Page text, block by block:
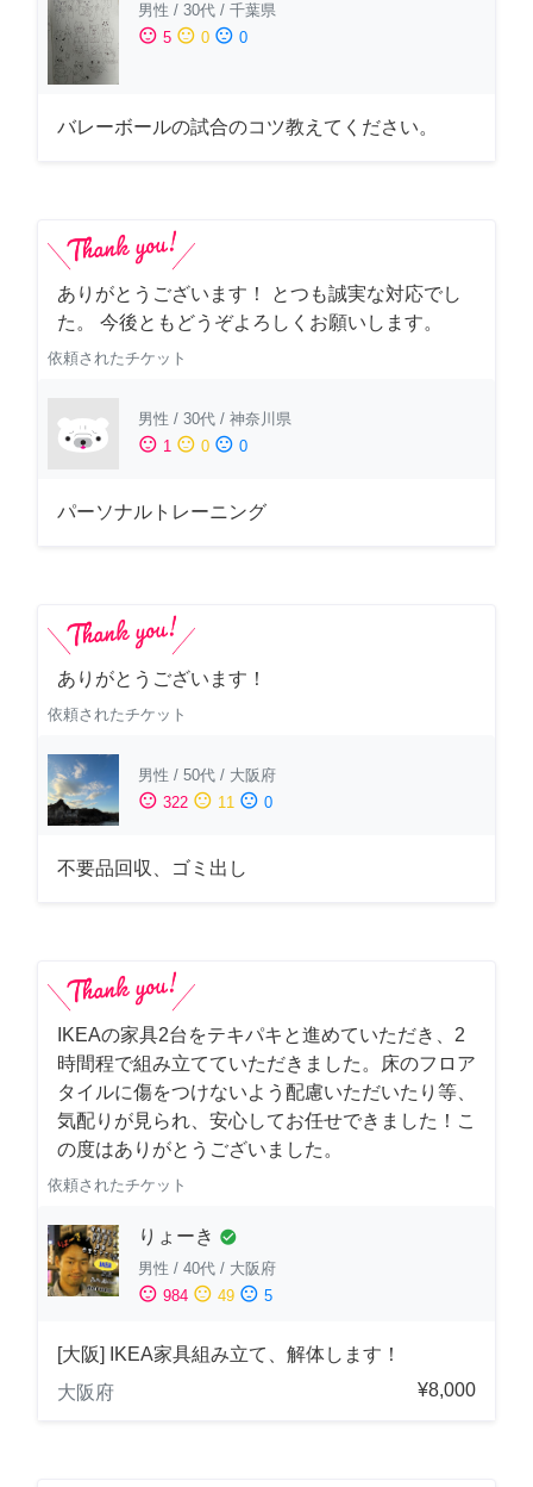
男性 / 30代 / 千葉県
sentiment_satisfied 5 sentiment_neutral 0 sentiment_dissatisfied 0
バレーボールの試合のコツ教えてください。
ありがとうございます！ とつも誠実な対応でし
た。 今後ともどうぞよろしくお願いします。
依頼されたチケット
男性 / 30代 / 神奈川県
sentiment_satisfied 1 sentiment_neutral 0 sentiment_dissatisfied 0
パーソナルトレーニング
ありがとうございます！
依頼されたチケット
男性 / 50代 / 大阪府
sentiment_satisfied 322 sentiment_neutral 11 sentiment_dissatisfied 0
不要品回収、ゴミ出し
IKEAの家具2台をテキパキと進めていただき、2
時間程で組み立てていただきました。床のフロア
タイルに傷をつけないよう配慮いただいたり等、
気配りが見られ、安心してお任せできました！こ
の度はありがとうございました。
依頼されたチケット
りょーき check_circle
男性 / 40代 / 大阪府
sentiment_satisfied 984 sentiment_neutral 49 sentiment_dissatisfied 5
[大阪] IKEA家具組み立て、解体します！
大阪府
¥8,000